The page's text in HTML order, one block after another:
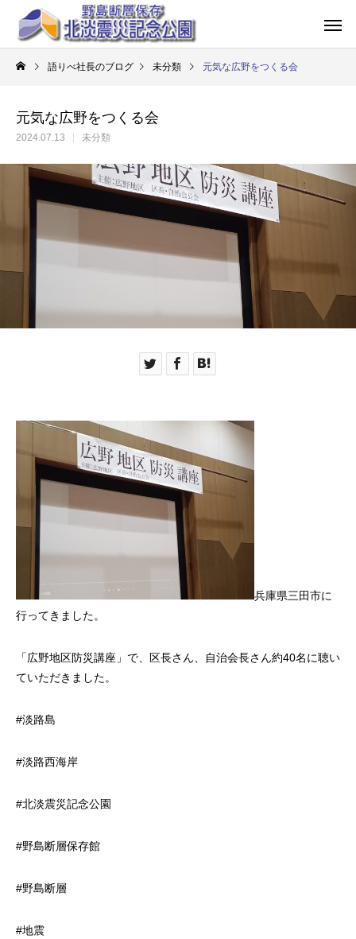
語りべ社長のブログ 未分類 元気な広野をつくる会
元気な広野をつくる会
2024.07.13 未分類
兵庫県三田市に
行ってきました。
「広野地区防災講座」で、区長さん、自治会長さん約40名に聴い
ていただきました。
#淡路島
#淡路西海岸
#北淡震災記念公園
#野島断層保存館
#野島断層
#地震